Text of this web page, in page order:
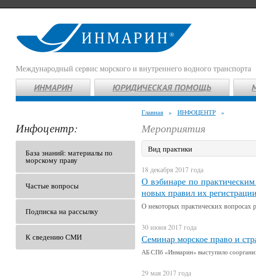
Международный сервис морского и внутреннего водного транспорта
ИНМАРИН ЮРИДИЧЕСКАЯ ПОМОЩЬ
Инфоцентр:
База знаний: материалы по
морскому праву
Частые вопросы
Подписка на рассылку
К сведению СМИ
Главная » ИНФОЦЕНТР »
Мероприятия
Вид практики
18 декабря 2017 года
О вэбинаре по
новых правил их регистрации
О некоторых практических вопросах
30 июня 2017 года
Семинар морское право и
АБ СПб «Инмарин» выступило
29 мая 2017 года